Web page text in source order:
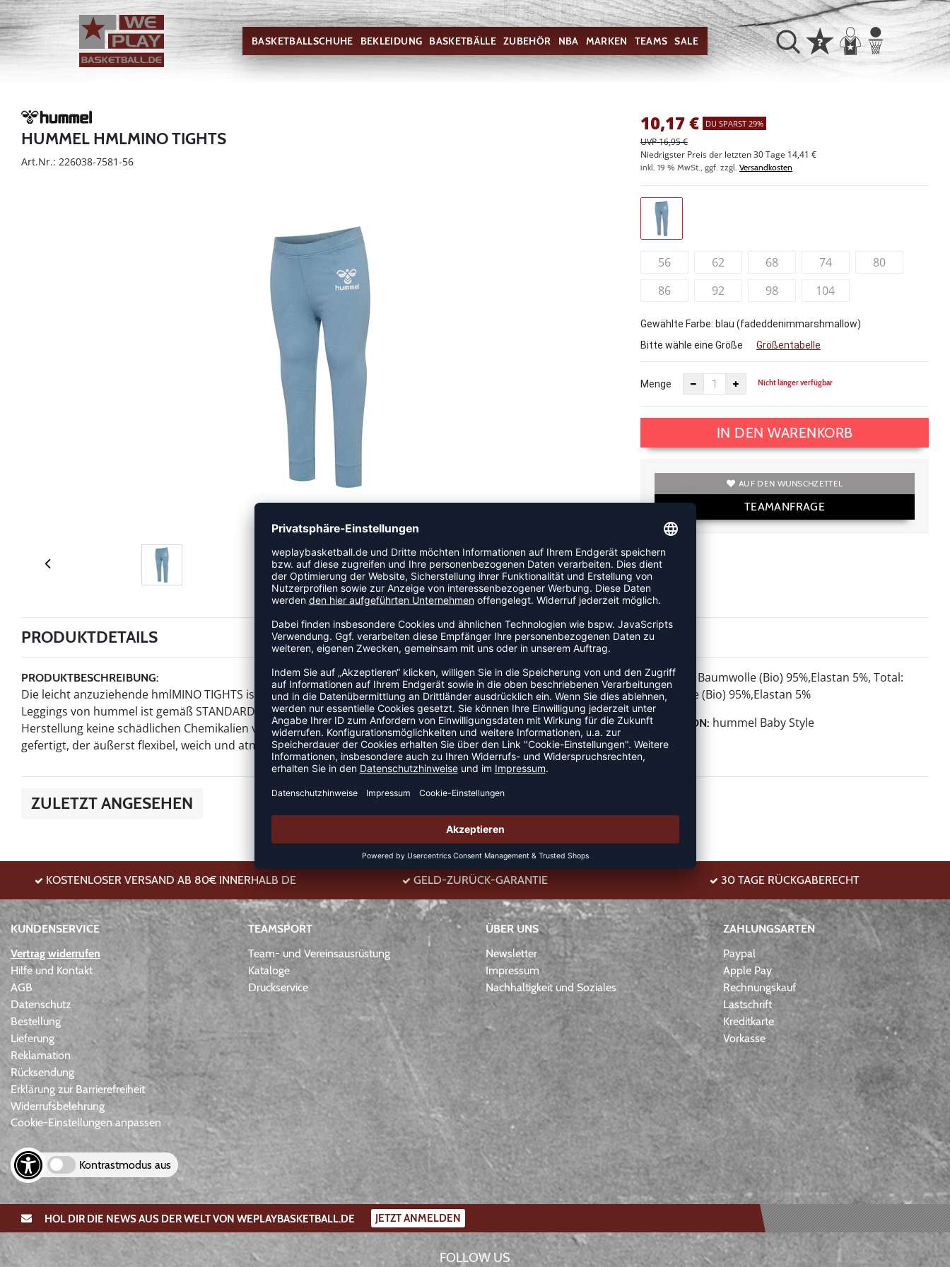
BASKETBALLSCHUHE BEKLEIDUNG BASKETBÄLLE ZUBEHÖR NBA MARKEN TEAMS SALE
HUMMEL HMLMINO TIGHTS
Art.Nr.: 226038-7581-56
10,17€ DU SPARST 29%
UVP 16,95 €
Niedrigster Preis der letzten 30 Tage 14,41 €
inkl. 19 % MwSt., ggf. zzgl. Versandkosten
56 62 68 74
80
86
92 98 104
Gewählte Farbe: blau (fadeddenimmarshmallow)
Bitte wähle eine Größe
Größentabelle
Menge Nicht länger verfügbar
IN DEN WARENKORB
AUF DEN WUNSCHZETTEL
TEAMANFRAGE
PRODUKTDETAILS
PRODUKTBESCHREIBUNG:
Die leicht anzuziehende hmlMINO TIGHTS ist die perfekte Ergänzung für den Look deines Nachwuchses. Diese
Leggings von hummel ist gemäß STANDARD 100 by OEKOTEX® zertifiziert, was bedeutet, dass bei der
Herstellung keine schädlichen Chemikalien verwendet wurden. Sie ist aus Jerseystoff aus Bio-Baumwolle
gefertigt, der äußerst flexibel, weich und atmungsaktiv ist.
MATERIAL:
Baumwolle (Bio) 95%,Elastan 5%, Total:
Baumwolle (Bio) 95%,Elastan 5%
KOLLEKTION: hummel Baby Style
ZULETZT ANGESEHEN
KOSTENLOSER VERSAND AB 80€ INNERHALB DE GELD-ZURÜCK-GARANTIE 30 TAGE RÜCKGABERECHT
KUNDENSERVICE
Vertrag widerrufen
Hilfe und Kontakt
AGB
Datenschutz
Bestellung
Lieferung
Reklamation
Rücksendung
Erklärung zur Barrierefreiheit
Widerrufsbelehrung
Cookie-Einstellungen anpassen
Kontrastmodus aus
TEAMSPORT
Team- und Vereinsausrüstung
Kataloge
Druckservice
ÜBER UNS
Newsletter
Impressum
Nachhaltigkeit und Soziales
ZAHLUNGSARTEN
Paypal
Apple Pay
Rechnungskauf
Lastschrift
Kreditkarte
Vorkasse
HOL DIR DIE NEWS AUS DER WELT VON WEPLAYBASKETBALL.DE JETZT ANMELDEN
FOLLOW US